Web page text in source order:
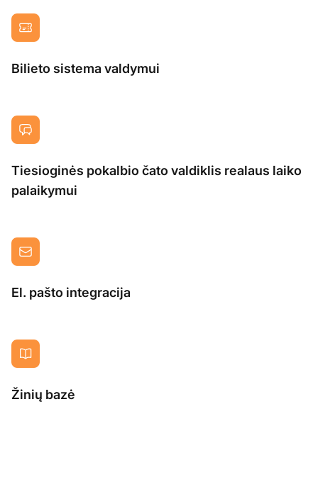
Bilieto sistema valdymui
Tiesioginės pokalbio čato valdiklis realaus laiko
palaikymui
El. pašto integracija
Žinių bazė